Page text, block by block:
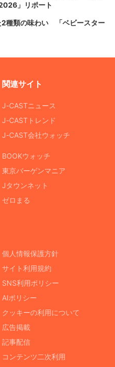
」リポート
2種類の味わい 「ベビースター
関連サイト
J-CASTニュース
J-CASTトレンド
J-CAST会社ウォッチ
BOOKウォッチ
東京バーゲンマニア
Jタウンネット
ゼロまる
個人情報保護方針
サイト利用規約
SNS利用ポリシー
AIポリシー
クッキーの利用について
広告掲載
記事配信
コンテンツ二次利用